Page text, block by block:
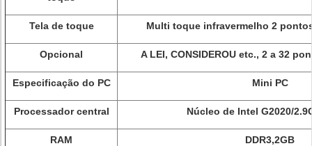
Tela de toque Multi toque infravermelho 2
Opcional A LEI, CONSIDEROU etc., 2 a 32
Especificação do PC Mini PC
Processador central Núcleo de Intel G2020/
RAM DDR3,2GB